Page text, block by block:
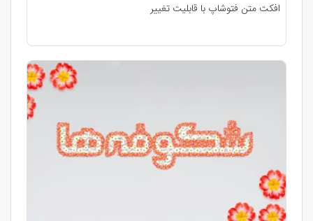
افکت متن فتوشاپ با قابلیت تغییر